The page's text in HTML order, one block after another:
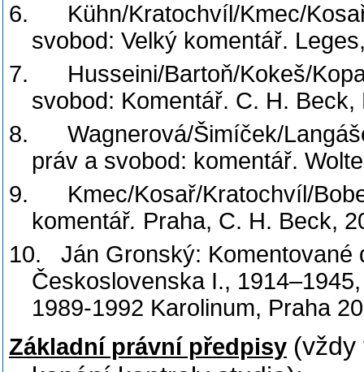
6.
Kühn/Kratochvíl/Kmec/
svobod: Velký komentář.
7.
Husseini/Bartoň/Kokeš/
svobod: Komentář. C. H. Beck,
8.
Wagnerová/Šimíček/
práv a svobod: komentář.
9.
Kmec/Kosař/Kratochvíl/
komentář. Praha, C. H. Beck,
10.
Ján Gronský:
Československa I.,
1989-1992 Karolinum, Praha
Základní právní předpisy